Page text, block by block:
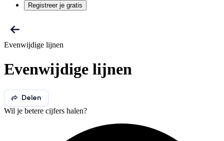
Registreer je gratis
Evenwijdige lijnen
Evenwijdige lijnen
Delen
Wil je betere cijfers halen?